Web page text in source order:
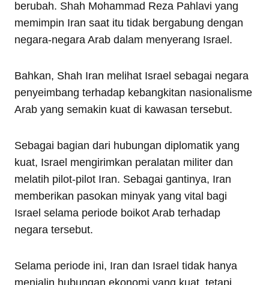
berubah. Shah Mohammad Reza Pahlavi yang
memimpin Iran saat itu tidak bergabung dengan
negara-negara Arab dalam menyerang Israel.
Bahkan, Shah Iran melihat Israel sebagai negara
penyeimbang terhadap kebangkitan nasionalisme
Arab yang semakin kuat di kawasan tersebut.
Sebagai bagian dari hubungan diplomatik yang
kuat, Israel mengirimkan peralatan militer dan
melatih pilot-pilot Iran. Sebagai gantinya, Iran
memberikan pasokan minyak yang vital bagi
Israel selama periode boikot Arab terhadap
negara tersebut.
Selama periode ini, Iran dan Israel tidak hanya
menjalin hubungan ekonomi yang kuat, tetapi